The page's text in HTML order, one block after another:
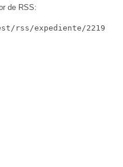
de RSS:
expediente/2219